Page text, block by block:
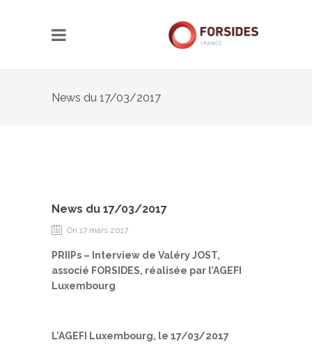
News du 17/03/2017
News du 17/03/2017
On 17 mars 2017
PRIIPs – Interview de Valéry JOST,
associé FORSIDES, réalisée par l’AGEFI
Luxembourg
L’AGEFI Luxembourg, le 17/03/2017